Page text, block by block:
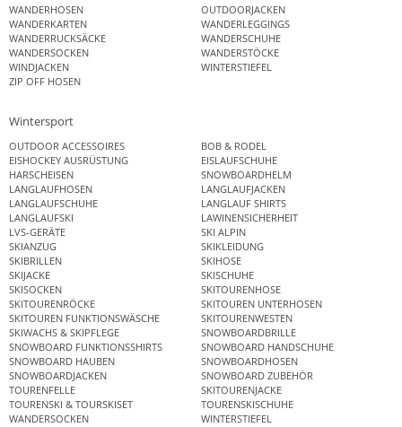
WANDERHOSEN
OUTDOORJACKEN
WANDERKARTEN
WANDERLEGGINGS
WANDERRUCKSÄCKE
WANDERSCHUHE
WANDERSOCKEN
WANDERSTÖCKE
WINDJACKEN
WINTERSTIEFEL
ZIP OFF HOSEN
Wintersport
OUTDOOR ACCESSOIRES
BOB & RODEL
EISHOCKEY AUSRÜSTUNG
EISLAUFSCHUHE
HARSCHEISEN
SNOWBOARDHELM
LANGLAUFHOSEN
LANGLAUFJACKEN
LANGLAUFSCHUHE
LANGLAUF SHIRTS
LANGLAUFSKI
LAWINENSICHERHEIT
LVS-GERÄTE
SKI ALPIN
SKIANZUG
SKIKLEIDUNG
SKIBRILLEN
SKIHOSE
SKIJACKE
SKISCHUHE
SKISOCKEN
SKITOURENHOSE
SKITOURENRÖCKE
SKITOUREN UNTERHOSEN
SKITOUREN FUNKTIONSWÄSCHE
SKITOURENWESTEN
SKIWACHS & SKIPFLEGE
SNOWBOARDBRILLE
SNOWBOARD FUNKTIONSSHIRTS
SNOWBOARD HANDSCHUHE
SNOWBOARD HAUBEN
SNOWBOARDHOSEN
SNOWBOARDJACKEN
SNOWBOARD ZUBEHÖR
TOURENFELLE
SKITOURENJACKE
TOURENSKI & TOURSKISET
TOURENSKISCHUHE
WANDERSOCKEN
WINTERSTIEFEL